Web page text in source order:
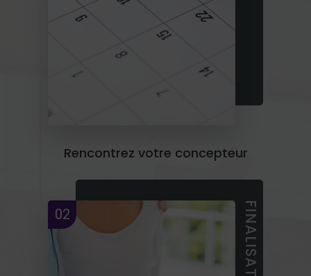
Rencontrez votre concepteur
02